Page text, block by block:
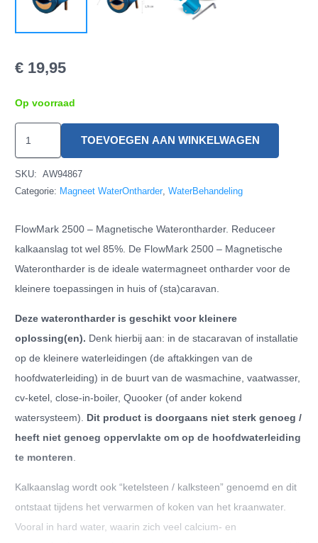
€ 19,95
Op voorraad
2500
hoeveelheid
TOEVOEGEN AAN WINKELWAGEN
SKU:
AW94867
Categorie: Magneet WaterOntharder, WaterBehandeling
FlowMark 2500 – Magnetische Waterontharder. Reduceer
kalkaanslag tot wel 85%. De FlowMark 2500 – Magnetische
Waterontharder is de ideale watermagneet ontharder voor de
kleinere toepassingen in huis of (sta)caravan.
Deze waterontharder is geschikt voor kleinere
oplossing(en). Denk hierbij aan: in de stacaravan of installatie
op de kleinere waterleidingen (de aftakkingen van de
hoofdwaterleiding) in de buurt van de wasmachine, vaatwasser,
cv-ketel, close-in-boiler, Quooker (of ander kokend
watersysteem). Dit product is doorgaans niet sterk genoeg /
heeft niet genoeg oppervlakte om op de hoofdwaterleiding
te monteren
Kalkaanslag wordt ook “ketelsteen / kalksteen” genoemd en dit
ontstaat tijdens het verwarmen of koken van het kraanwater.
Vooral in hard water, waarin zich veel calcium- en